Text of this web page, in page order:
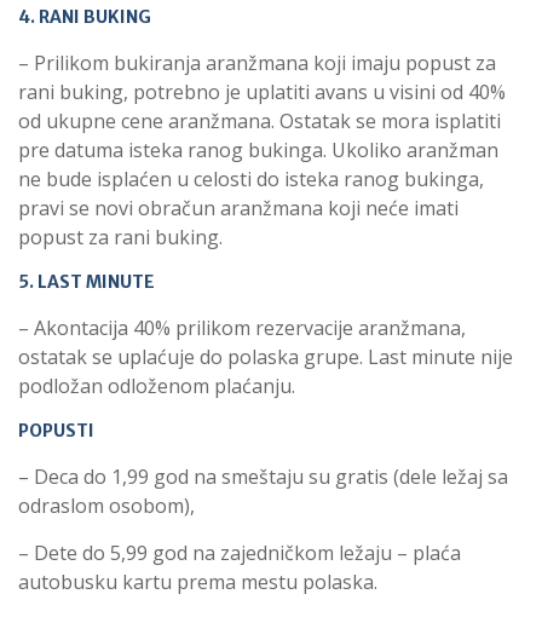
4. RANI BUKING
– Prilikom bukiranja aranžmana koji imaju popust za
rani buking, potrebno je uplatiti avans u visini od 40%
od ukupne cene aranžmana. Ostatak se mora isplatiti
pre datuma isteka ranog bukinga. Ukoliko aranžman
ne bude isplaćen u celosti do isteka ranog bukinga,
pravi se novi obračun aranžmana koji neće imati
popust za rani buking.
5. LAST MINUTE
– Akontacija 40% prilikom rezervacije aranžmana,
ostatak se uplaćuje do polaska grupe. Last minute nije
podložan odloženom plaćanju.
POPUSTI
– Deca do 1,99 god na smeštaju su gratis (dele ležaj sa
odraslom osobom),
– Dete do 5,99 god na zajedničkom ležaju – plaća
autobusku kartu prema mestu polaska.